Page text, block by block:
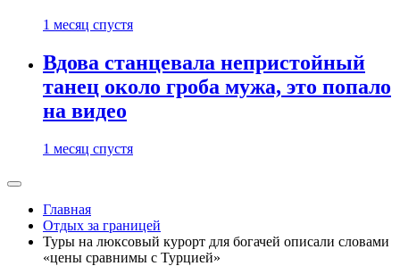
1 месяц спустя
Вдова станцевала непристойный
танец около гроба мужа, это попало
на видео
1 месяц спустя
Главная
Отдых за границей
Туры на люксовый курорт для богачей описали словами
«цены сравнимы с Турцией»